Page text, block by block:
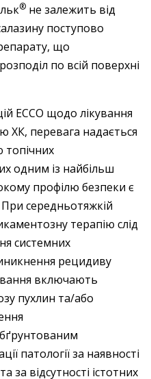
® не залежить від
поступово
що
по всій поверхні
ЕССО щодо лікування
ХК, перевага надається
одним із найбільш
профілю безпеки є
При середньотяжкій
терапію слід
системних
рецидиву
включають
пухлин та/або
патології за наявності
за відсутності істотних